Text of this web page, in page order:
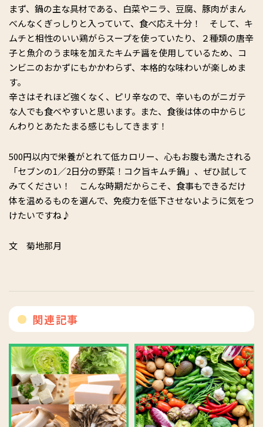
まず、鍋の主な具材である、白菜やニラ、豆腐、豚肉がまん
べんなくぎっしりと入っていて、食べ応え十分！ そして、キ
ムチと相性のいい鶏がらスープを使っていたり、２種類の唐辛
子と魚介のうま味を加えたキムチ醤を使用しているため、コ
ンビニのおかずにもかかわらず、本格的な味わいが楽しめま
す。
辛さはそれほど強くなく、ピリ辛なので、辛いものがニガテ
な人でも食べやすいと思います。また、食後は体の中からじ
んわりとあたたまる感じもしてきます！
500円以内で栄養がとれて低カロリー、心もお腹も満たされる
「セブンの1／2日分の野菜！コク旨キムチ鍋」、ぜひ試して
みてください！ こんな時期だからこそ、食事もできるだけ
体を温めるものを選んで、免疫力を低下させないように気をつ
けたいですね♪
文 菊地那月
関連記事